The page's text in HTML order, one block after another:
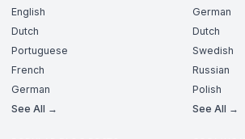
English
Dutch
Portuguese
French
German
See All →
German
Dutch
Swedish
Russian
Polish
See All →